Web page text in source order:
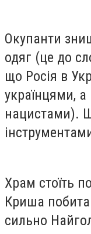
Окупанти
одяг (це до
що Росія в
українцями,
нацистами).
Храм стоїть
Криша
сильно